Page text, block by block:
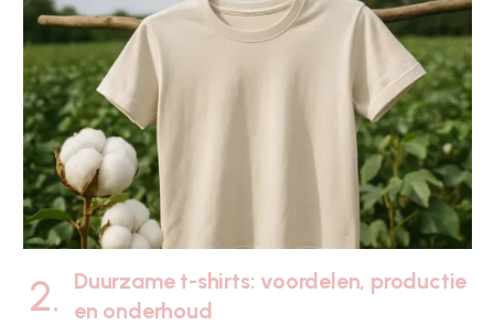
Duurzame t-shirts: voordelen, productie
en onderhoud